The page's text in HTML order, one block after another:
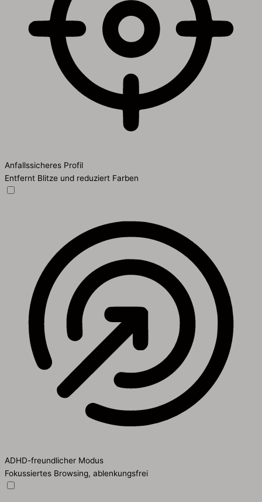
Anfallssicheres Profil
Entfernt Blitze und reduziert Farben
ADHD-freundlicher Modus
Fokussiertes Browsing, ablenkungsfrei